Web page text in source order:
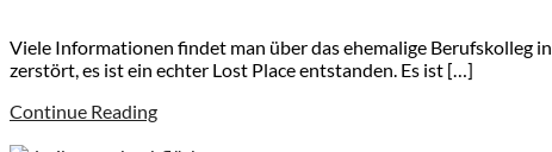
Viele Informationen findet man über das ehemalige Berufskolleg
zerstört, es ist ein echter Lost Place entstanden. Es ist […]
Continue Reading